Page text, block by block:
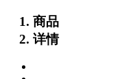
商品
详情